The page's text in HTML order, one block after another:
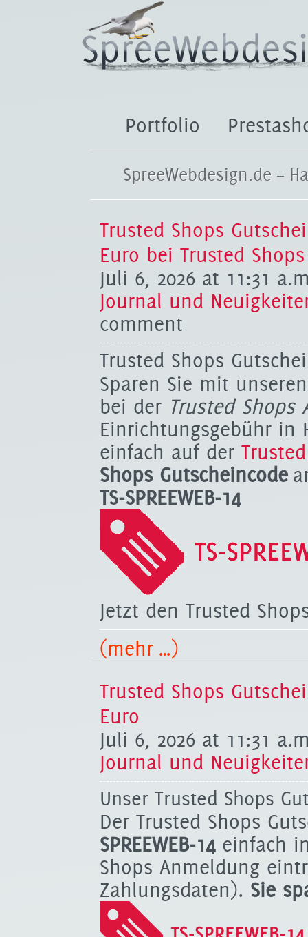
Portfolio
SpreeWebdesign.de –
Trusted Shops
Euro bei Trusted Shops
Juli 6, 2026 at 11:31
Journal und
comment
Trusted Shops
Sparen Sie mit
bei der Trusted Shops
Einrichtungsgebühr in
einfach auf der
Shops Gutscheincode
TS-SPREEWEB-14
Jetzt den Trusted
(mehr …)
Trusted Shops
Euro
Juli 6, 2026 at 11:31
Journal und
Unser Trusted Shops
Der Trusted Shops
SPREEWEB-14 einfach
Shops Anmeldung
Zahlungsdaten). Sie